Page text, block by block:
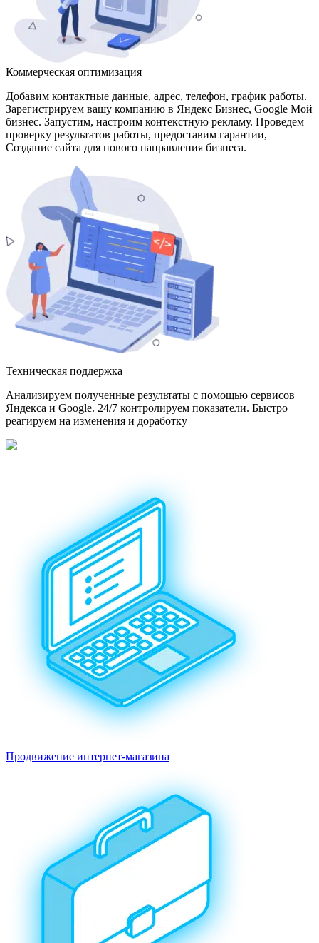
Коммерческая оптимизация
Добавим контактные данные, адрес, телефон, график работы.
Зарегистрируем вашу компанию в Яндекс Бизнес, Google Мой
бизнес. Запустим, настроим контекстную рекламу. Проведем
проверку результатов работы, предоставим гарантии,
Создание сайта для нового направления бизнеса.
Техническая поддержка
Анализируем полученные результаты с помощью сервисов
Яндекса и Google. 24/7 контролируем показатели. Быстро
реагируем на изменения и доработку
Продвижение интернет-магазина